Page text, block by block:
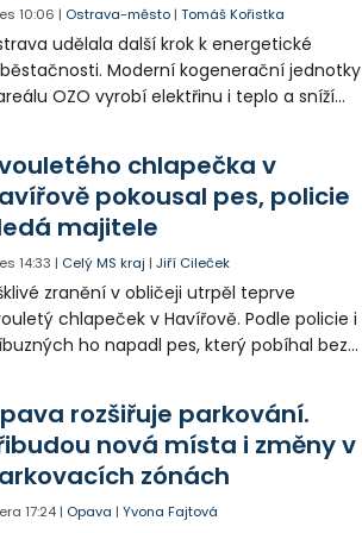
10:06 | Ostrava-město |Tomáš Kořistka
udělala další krok k energetické
Moderní kogenerační jednotky
OZO vyrobí elektřinu i teplo a sníží
chlapečka v
pokousal pes, policie
majitele
14:33 | Celý MS kraj |Jiří Cileček
zranění v obličeji utrpěl teprve
chlapeček v Havířově. Podle policie i
ho napadl pes, který pobíhal bez
psa hledá.
rozšiřuje parkování.
nová místa i změny v
zónách
17:24 | Opava |Yvona Fajtová